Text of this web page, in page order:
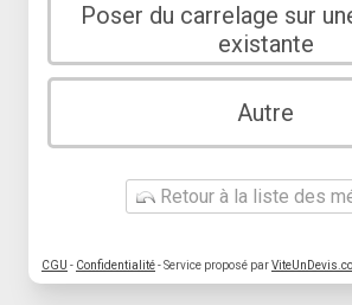
Poser du carrelage sur
existante
Autre
Retour à la liste des
CGU - Confidentialité- Service proposé par